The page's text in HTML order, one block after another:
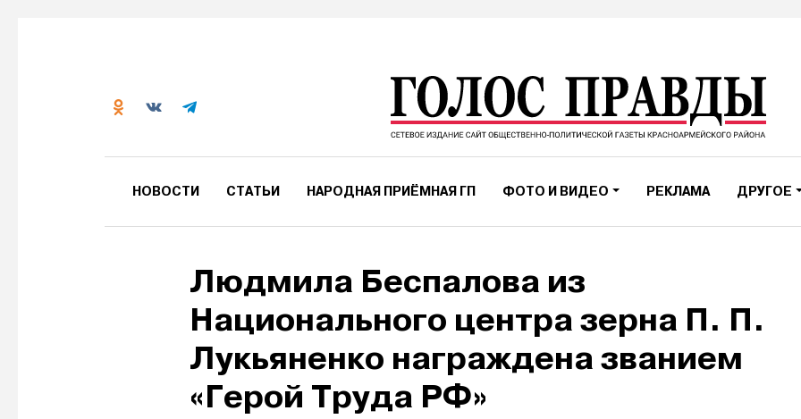
НОВОСТИ СТАТЬИ НАРОДНАЯ ПРИЁМНАЯ ГП ФОТО И ВИДЕО РЕКЛАМА ДРУГОЕ
Людмила Беспалова из
Национального центра зерна П. П.
Лукьяненко награждена званием
«Герой Труда РФ»